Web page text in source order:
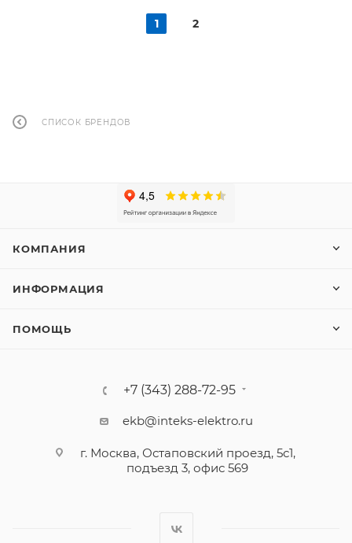
1 2
СПИСОК БРЕНДОВ
КОМПАНИЯ
ИНФОРМАЦИЯ
ПОМОЩЬ
+7 (343) 288-72-95
ekb@inteks-elektro.ru
г. Москва, Остаповский проезд, 5с1,
подъезд 3, офис 569